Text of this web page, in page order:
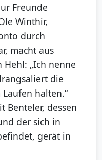
Freunde
Winthir,
durch
macht aus
„Ich nenne
die
halten.“
Benteler, dessen
der sich in
gerät in